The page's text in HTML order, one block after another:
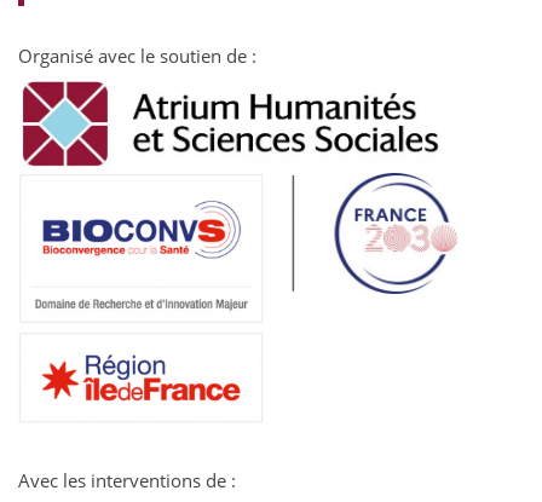
Organisé avec le soutien de :
Avec les interventions de :